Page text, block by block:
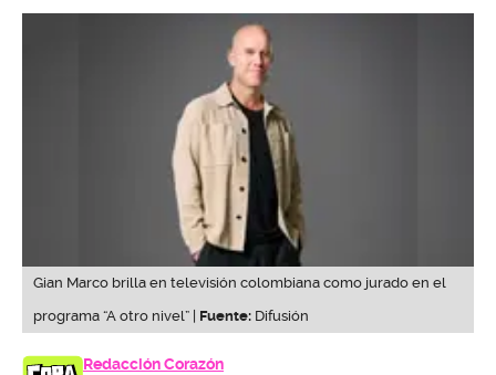
Gian Marco brilla en televisión colombiana como jurado en el
programa “A otro nivel” | Fuente: Difusión
Redacción Corazón